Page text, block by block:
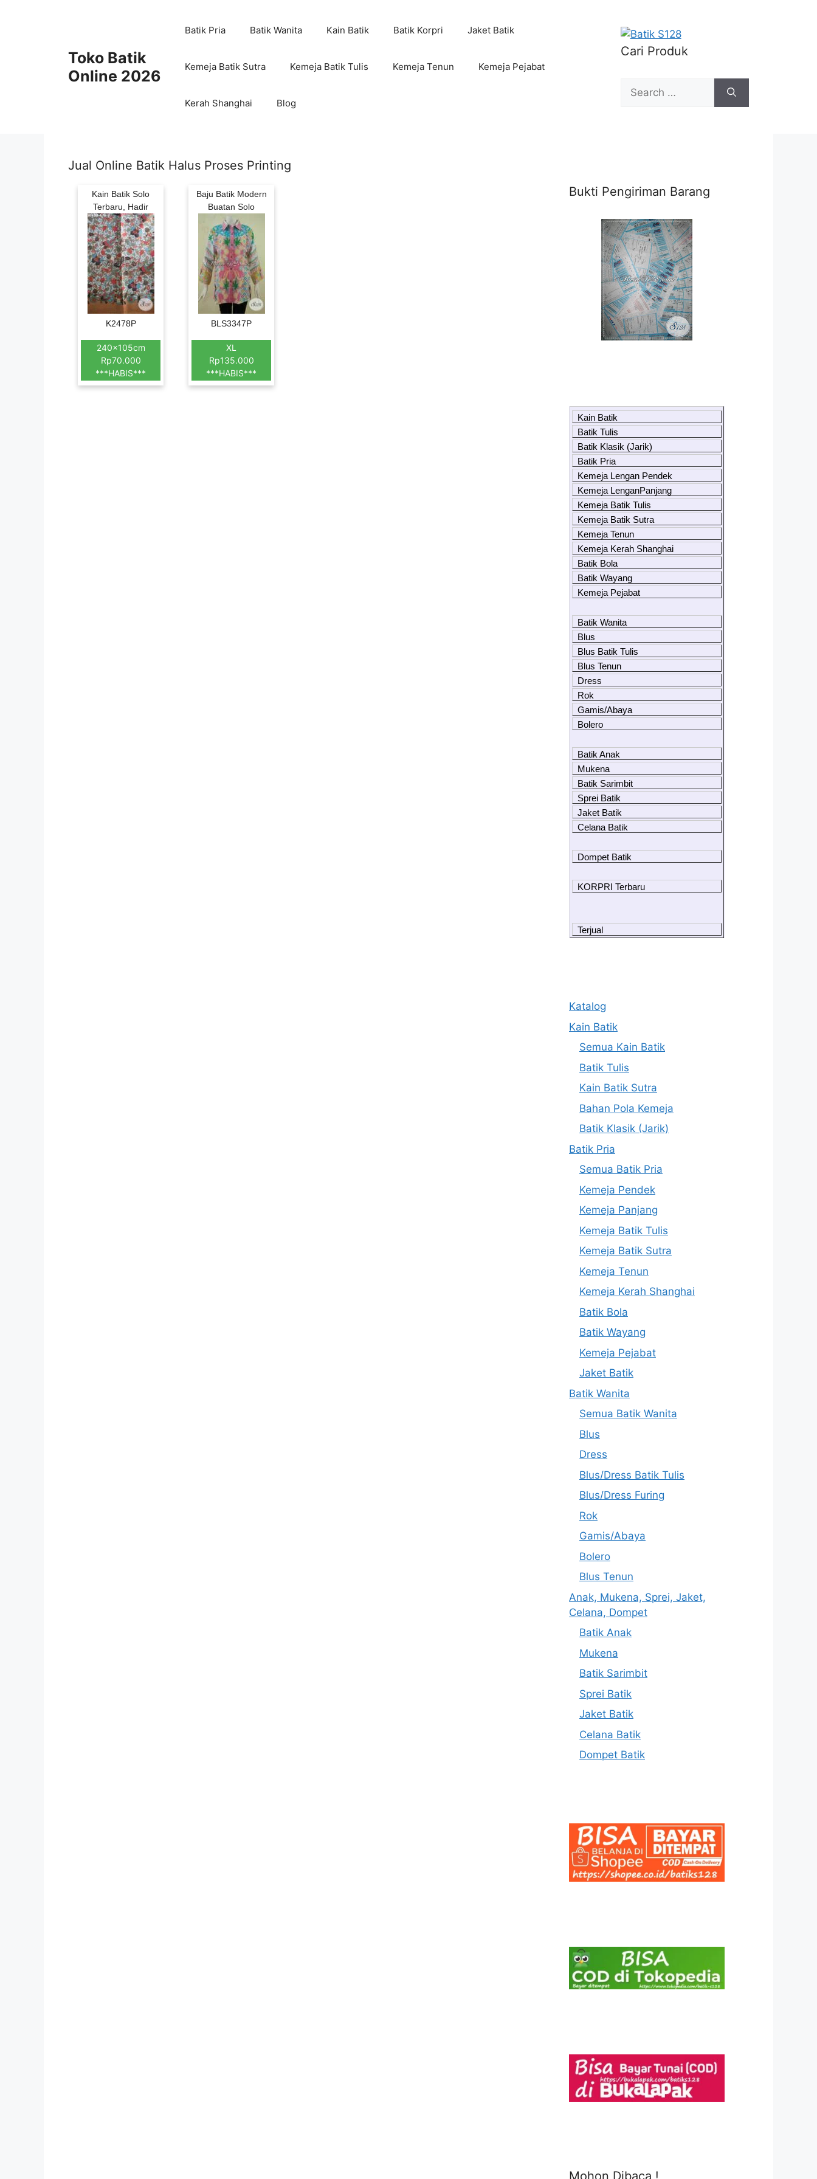
Toko Batik
Online 2026
Batik Pria Batik Wanita Kain Batik Batik Korpri Jaket Batik
Kemeja Batik Sutra Kemeja Batik Tulis Kemeja Tenun Kemeja Pejabat
Kerah Shanghai Blog
Cari Produk
Search
for:
Jual Online Batik Halus Proses Printing
Kain Batik Solo
Terbaru, Hadir
K2478P
240x105cm
Rp70.000
***HABIS***
Baju Batik Modern
Buatan Solo
BLS3347P
XL
Rp135.000
***HABIS***
Bukti Pengiriman Barang
Kain Batik
Batik Tulis
Batik Klasik (Jarik)
Batik Pria
Kemeja Lengan Pendek
Kemeja LenganPanjang
Kemeja Batik Tulis
Kemeja Batik Sutra
Kemeja Tenun
Kemeja Kerah Shanghai
Batik Bola
Batik Wayang
Kemeja Pejabat
Batik Wanita
Blus
Blus Batik Tulis
Blus Tenun
Dress
Rok
Gamis/Abaya
Bolero
Batik Anak
Mukena
Batik Sarimbit
Sprei Batik
Jaket Batik
Celana Batik
Dompet Batik
KORPRI Terbaru
Terjual
Katalog
Kain Batik
Semua Kain Batik
Batik Tulis
Kain Batik Sutra
Bahan Pola Kemeja
Batik Klasik (Jarik)
Batik Pria
Semua Batik Pria
Kemeja Pendek
Kemeja Panjang
Kemeja Batik Tulis
Kemeja Batik Sutra
Kemeja Tenun
Kemeja Kerah Shanghai
Batik Bola
Batik Wayang
Kemeja Pejabat
Jaket Batik
Batik Wanita
Semua Batik Wanita
Blus
Dress
Blus/Dress Batik Tulis
Blus/Dress Furing
Rok
Gamis/Abaya
Bolero
Blus Tenun
Anak, Mukena, Sprei, Jaket,
Celana, Dompet
Batik Anak
Mukena
Batik Sarimbit
Sprei Batik
Jaket Batik
Celana Batik
Dompet Batik
Mohon Dibaca !